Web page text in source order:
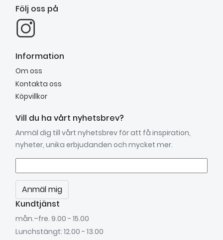
Följ oss på
Information
Om oss
Kontakta oss
Köpvillkor
Vill du ha vårt nyhetsbrev?
Anmäl dig till vårt nyhetsbrev för att få inspiration,
nyheter, unika erbjudanden och mycket mer.
Anmäl mig
Kundtjänst
mån.–fre. 9.00 - 15.00
Lunchstängt: 12.00 - 13.00